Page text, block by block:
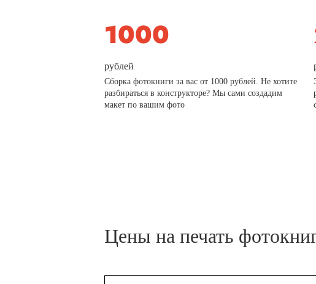
рублей
Сборка фотокниги за вас от 1000 рублей. Не хотите
разбираться в конструкторе? Мы сами создадим
макет по вашим фото
Цены на печать